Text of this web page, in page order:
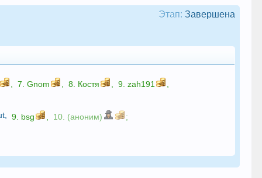
Этап: Завершена
7.Gnom 8. Коcтя 9.zah191
9. bsg 10. (аноним)
;